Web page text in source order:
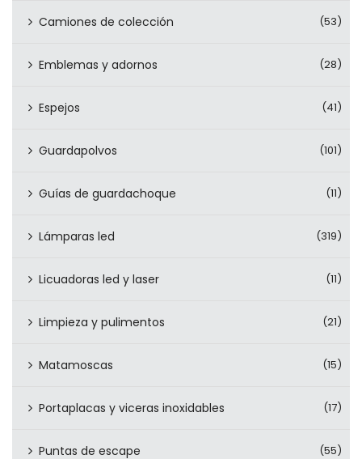
Camiones de colección (53)
Emblemas y adornos (28)
Espejos (41)
Guardapolvos (101)
Guías de guardachoque (11)
Lámparas led (319)
Licuadoras led y laser (11)
Limpieza y pulimentos (21)
Matamoscas (15)
Portaplacas y viceras inoxidables (17)
Puntas de escape (55)